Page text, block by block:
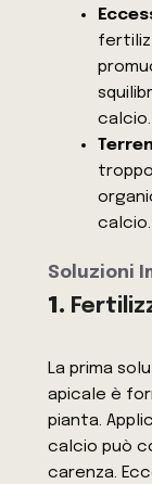
calcio.
calcio.
Soluzioni
1.
La prima
apicale è
pianta.
calcio può
carenza.